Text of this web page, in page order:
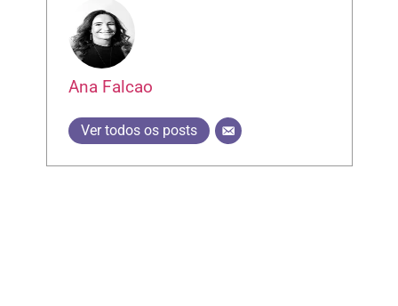
Ana Falcao
Ver todos os posts